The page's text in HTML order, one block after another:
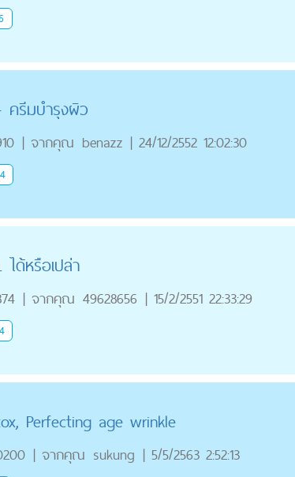
รีมบำรุงผิว
| จากคุณ benazz | 24/12/2552 12:02:30
ด้หรือเปล่า
| จากคุณ 49628656 | 15/2/2551 22:33:29
Perfecting age wrinkle
| จากคุณ sukung | 5/5/2563 2:52:13